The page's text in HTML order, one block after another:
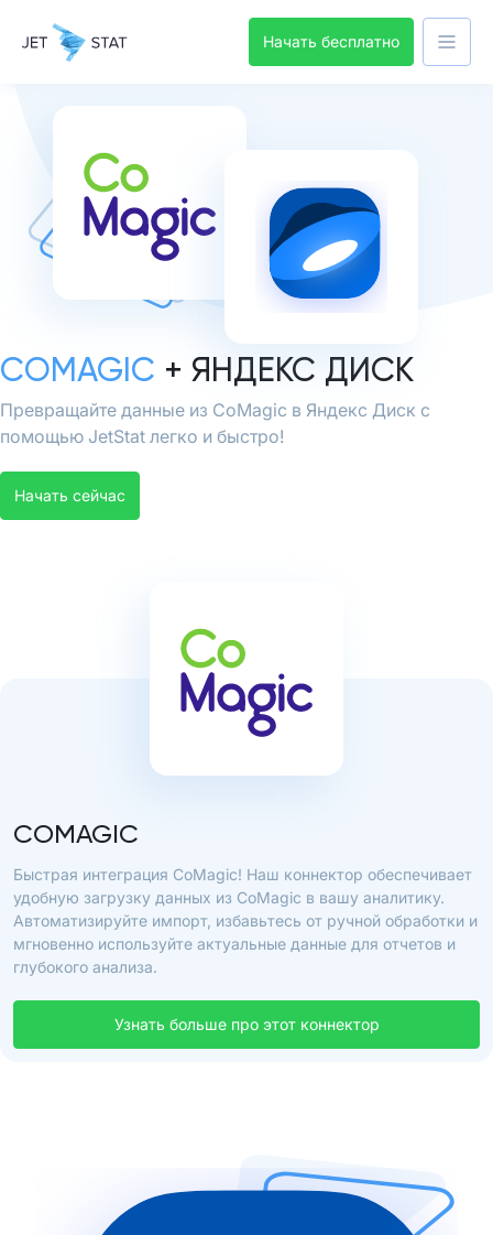
Начать бесплатно
COMAGIC + ЯНДЕКС ДИСК
Превращайте данные из CoMagic в Яндекс Диск с
помощью JetStat легко и быстро!
Начать сейчас
COMAGIC
Быстрая интеграция CoMagic! Наш коннектор обеспечивает
удобную загрузку данных из CoMagic в вашу аналитику.
Автоматизируйте импорт, избавьтесь от ручной обработки и
мгновенно используйте актуальные данные для отчетов и
глубокого анализа.
Узнать больше про этот коннектор